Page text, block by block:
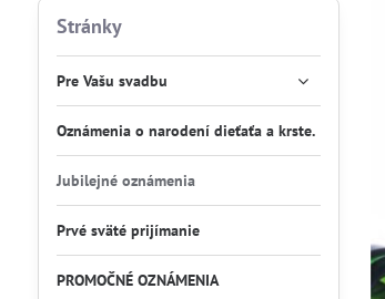
Stránky
Pre Vašu svadbu
Oznámenia o narodení dieťaťa a krste.
Jubilejné oznámenia
Prvé sväté prijímanie
PROMOČNÉ OZNÁMENIA